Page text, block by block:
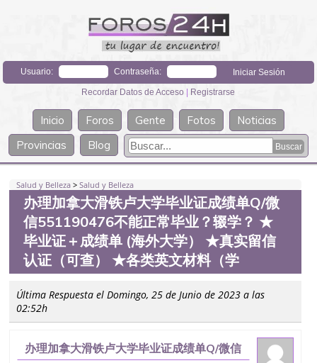
Usuario: Contraseña:
Recordar Datos de Acceso | Registrarse
Inicio Foros Gente Fotos
Noticias
Provincias
Blog
Salud y Belleza >Salud y Belleza
办理加拿大滑铁卢大学毕业证成绩单Q/微
信551190476不能正常毕业？辍学？ ★
毕业证＋成绩单 (海外大学） ★真实留信
认证（可查） ★各类英文材料（学
Última Respuesta el Domingo, 25 de Junio de 2023 a las
02:52h
办理加拿大滑铁卢大学毕业证成绩单Q/微信